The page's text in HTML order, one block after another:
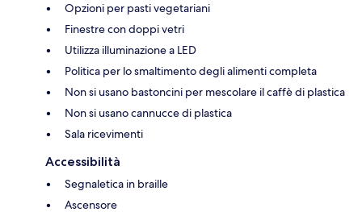
Opzioni per pasti vegetariani
Finestre con doppi vetri
Utilizza illuminazione a LED
Politica per lo smaltimento degli alimenti completa
Non si usano bastoncini per mescolare il caffè di plastica
Non si usano cannucce di plastica
Sala ricevimenti
Accessibilità
Segnaletica in braille
Ascensore